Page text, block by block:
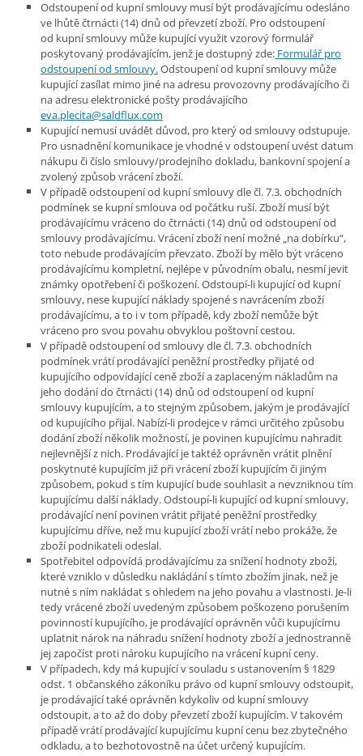
Odstoupení od kupní smlouvy musí být prodávajícímu odesláno
ve lhůtě čtrnácti (14) dnů od převzetí zboží. Pro odstoupení
od kupní smlouvy může kupující využit vzorový formulář
poskytovaný prodávajícím, jenž je dostupný zde: Formulář pro
odstoupení od smlouvy.Odstoupení od kupní smlouvy může
kupující zasílat mimo jiné na adresu provozovny prodávajícího či
na adresu elektronické pošty prodávajícího
eva.plecita@saldflux.com
Kupující nemusí uvádět důvod, pro který od smlouvy odstupuje.
Pro usnadnění komunikace je vhodné v odstoupení uvést datum
nákupu či číslo smlouvy/prodejního dokladu, bankovní spojení a
zvolený způsob vrácení zboží.
V případě odstoupení od kupní smlouvy dle čl. 7.3. obchodních
podmínek se kupní smlouva od počátku ruší. Zboží musí být
prodávajícímu vráceno do čtrnácti (14) dnů od odstoupení od
smlouvy prodávajícímu. Vrácení zboží není možné „na dobírku“,
toto nebude prodávajícím převzato. Zboží by mělo být vráceno
prodávajícímu kompletní, nejlépe v původním obalu, nesmí jevit
známky opotřebení či poškození. Odstoupí-li kupující od kupní
smlouvy, nese kupující náklady spojené s navrácením zboží
prodávajícímu, a to i v tom případě, kdy zboží nemůže být
vráceno pro svou povahu obvyklou poštovní cestou.
V případě odstoupení od smlouvy dle čl. 7.3. obchodních
podmínek vrátí prodávající peněžní prostředky přijaté od
kupujícího odpovídající ceně zboží a zaplaceným nákladům na
jeho dodání do čtrnácti (14) dnů od odstoupení od kupní
smlouvy kupujícím, a to stejným způsobem, jakým je prodávající
od kupujícího přijal. Nabízí-li prodejce v rámci určitého způsobu
dodání zboží několik možností, je povinen kupujícímu nahradit
nejlevnější z nich. Prodávající je taktéž oprávněn vrátit plnění
poskytnuté kupujícím již při vrácení zboží kupujícím či jiným
způsobem, pokud s tím kupující bude souhlasit a nevzniknou tím
kupujícímu další náklady. Odstoupí-li kupující od kupní smlouvy,
prodávající není povinen vrátit přijaté peněžní prostředky
kupujícímu dříve, než mu kupující zboží vrátí nebo prokáže, že
zboží podnikateli odeslal.
Spotřebitel odpovídá prodávajícímu za snížení hodnoty zboží,
které vzniklo v důsledku nakládání s tímto zbožím jinak, než je
nutné s ním nakládat s ohledem na jeho povahu a vlastnosti. Je-li
tedy vrácené zboží uvedeným způsobem poškozeno porušením
povinností kupujícího, je prodávající oprávněn vůči kupujícímu
uplatnit nárok na náhradu snížení hodnoty zboží a jednostranně
jej započíst proti nároku kupujícího na vrácení kupní ceny.
V případech, kdy má kupující v souladu s ustanovením § 1829
odst. 1 občanského zákoníku právo od kupní smlouvy odstoupit,
je prodávající také oprávněn kdykoliv od kupní smlouvy
odstoupit, a to až do doby převzetí zboží kupujícím. V takovém
případě vrátí prodávající kupujícímu kupní cenu bez zbytečného
odkladu, a to bezhotovostně na účet určený kupujícím.